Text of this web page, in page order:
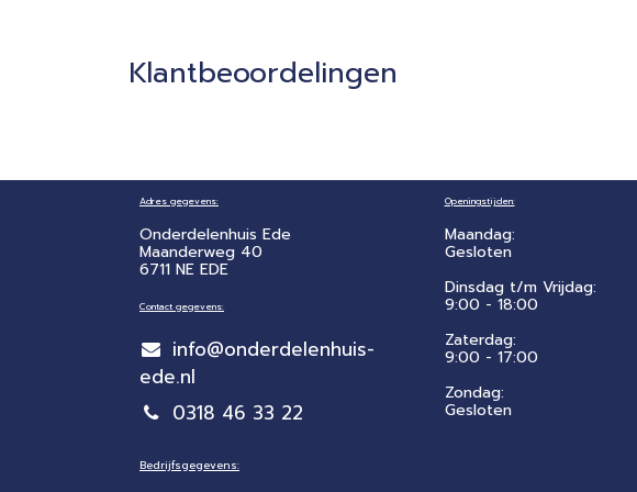
Klantbeoordelingen
Adres gegevens:
Onderdelenhuis Ede
Maanderweg 40
6711 NE EDE
Contact gegevens:
info@onderdelenhuis-
ede.nl
0318 46 33 22
Bedrijfsgegevens:
Openingstijden:
Maandag:
Gesloten
Dinsdag t/m Vrijdag:
9:00 - 18:00
Zaterdag:
​9:00 - 17:00
Zondag:
Gesloten